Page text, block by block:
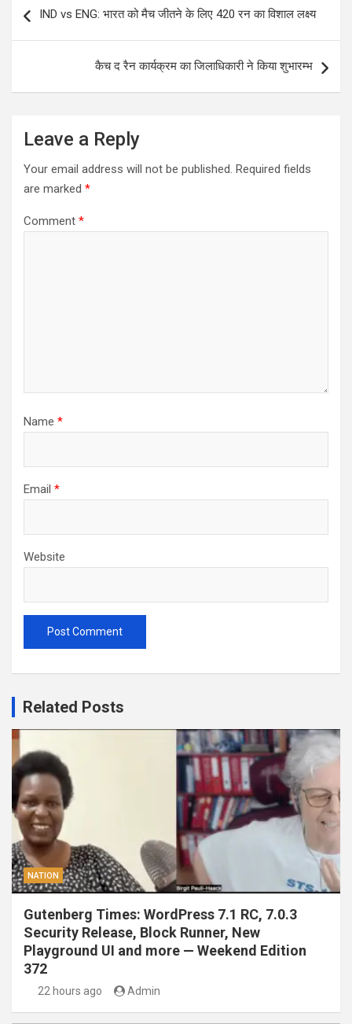
navigation
IND vs ENG: भारत को मैच जीतने के लिए 420 रन का विशाल लक्ष्य
कैच द रैन कार्यक्रम का जिलाधिकारी ने किया शुभारम्भ
Leave a Reply
Your email address will not be published. Required fields
are marked *
Comment *
Name *
Email *
Website
Related Posts
NATION
Gutenberg Times: WordPress 7.1 RC, 7.0.3
Security Release, Block Runner, New
Playground UI and more — Weekend Edition
372
22 hours ago Admin